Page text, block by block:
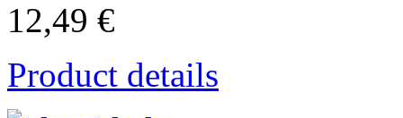
12,49 €
Product details